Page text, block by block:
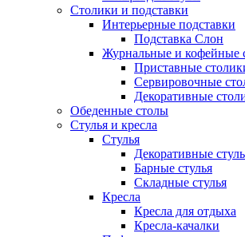
Столики и подставки
Интерьерные подставки
Подставка Слон
Журнальные и кофейные
Приставные
Сервировочные
Декоративные
Обеденные столы
Стулья и кресла
Стулья
Декоративные
Барные стулья
Складные стулья
Кресла
Кресла для отдыха
Кресла-качалки